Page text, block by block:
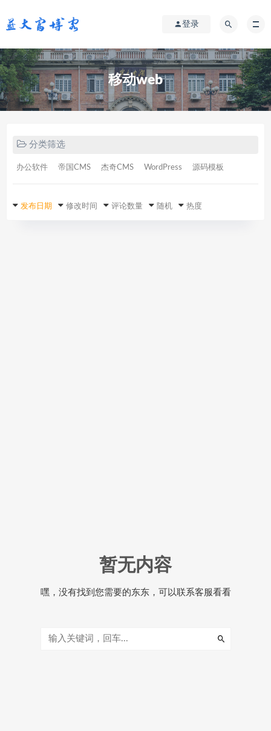
登录
移动web
分类筛选
办公软件 帝国CMS 杰奇CMS WordPress 源码模板
发布日期 修改时间 评论数量 随机 热度
暂无内容
嘿，没有找到您需要的东东，可以联系客服看看